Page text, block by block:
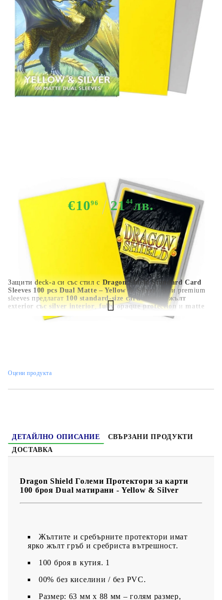
Share
€1096 2144лв.
Защити deck-а си със стил сDragon Shield Standard Card
Sleeves 100 pcs Dual Matte – Yellow & Silver. Тези premium
sleeves предлагат100 standard-size card sleeves,жълт
exterior със silver interior,fully opaque protection и matte
Dual textureза smooth shuffle усещане. Подходящи са за
Magic: The Gathering, Pokémon, Disney Lorcana, Flesh and
Оцени продукта
ДЕТАЙЛНО ОПИСАНИЕ
СВЪРЗАНИ ПРОДУКТИ
ДОСТАВКА
Dragon Shield Големи Протектори за карти
100 броя Dual матирани - Yellow & Silver
Жълтите и сребърните протектори имат
ярко жълт гръб и сребриста вътрешност.
100 броя в кутия. 1
00% без киселини / без PVC.
Размер: 63 мм x 88 мм – голям размер,